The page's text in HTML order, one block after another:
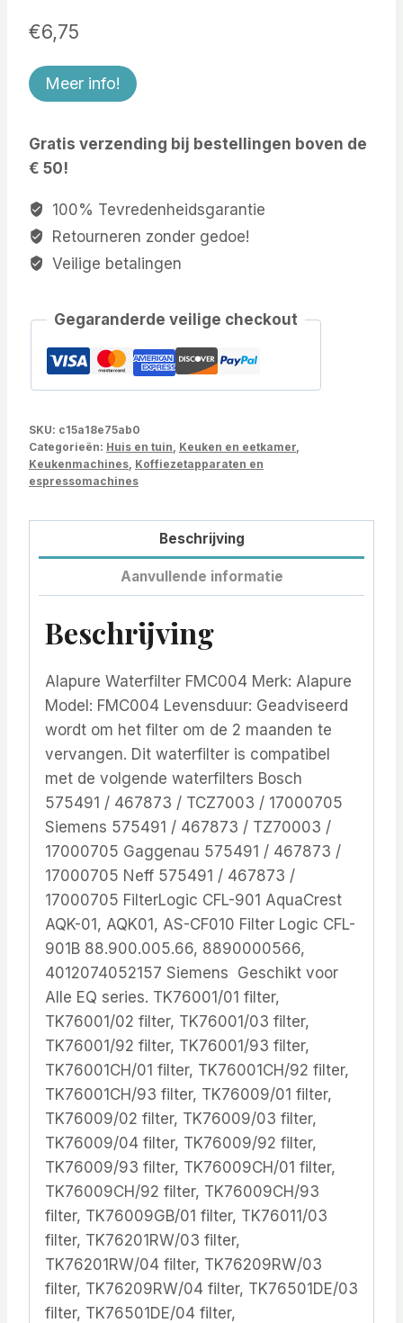
€6,75
Meer info!
Gratis verzending bij bestellingen boven de
€ 50!
100% Tevredenheidsgarantie
Retourneren zonder gedoe!
Veilige betalingen
Gegaranderde veilige checkout
SKU: c15a18e75ab0
Categorieën: Huis en tuin Keuken en eetkamer
Keukenmachines Koffiezetapparaten en
espressomachines
Beschrijving
Aanvullende informatie
Beschrijving
Alapure Waterfilter FMC004 Merk: Alapure
Model: FMC004 Levensduur: Geadviseerd
wordt om het filter om de 2 maanden te
vervangen. Dit waterfilter is compatibel
met de volgende waterfilters Bosch
575491 / 467873 / TCZ7003 / 17000705
Siemens 575491 / 467873 / TZ70003 /
17000705 Gaggenau 575491 / 467873 /
17000705 Neff 575491 / 467873 /
17000705 FilterLogic CFL-901 AquaCrest
AQK-01, AQK01, AS-CF010 Filter Logic CFL-
901B 88.900.005.66, 8890000566,
4012074052157 Siemens Geschikt voor
Alle EQ series. TK76001/01 filter,
TK76001/02 filter, TK76001/03 filter,
TK76001/92 filter, TK76001/93 filter,
TK76001CH/01 filter, TK76001CH/92 filter,
TK76001CH/93 filter, TK76009/01 filter,
TK76009/02 filter, TK76009/03 filter,
TK76009/04 filter, TK76009/92 filter,
TK76009/93 filter, TK76009CH/01 filter,
TK76009CH/92 filter, TK76009CH/93
filter, TK76009GB/01 filter, TK76011/03
filter, TK76201RW/03 filter,
TK76201RW/04 filter, TK76209RW/03
filter, TK76209RW/04 filter, TK76501DE/03
filter, TK76501DE/04 filter,